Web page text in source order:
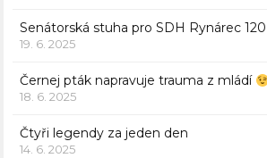
Senátorská stuha pro SDH Rynárec
19. 6. 2025
Černej pták napravuje trauma z mládí
18. 6. 2025
Čtyři legendy za jeden den
14. 6. 2025